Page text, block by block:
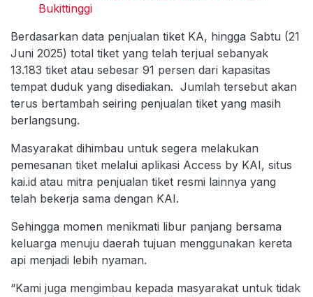
Bukittinggi
Berdasarkan data penjualan tiket KA, hingga Sabtu (21
Juni 2025) total tiket yang telah terjual sebanyak
13.183 tiket atau sebesar 91 persen dari kapasitas
tempat duduk yang disediakan. Jumlah tersebut akan
terus bertambah seiring penjualan tiket yang masih
berlangsung.
Masyarakat dihimbau untuk segera melakukan
pemesanan tiket melalui aplikasi Access by KAI, situs
kai.id atau mitra penjualan tiket resmi lainnya yang
telah bekerja sama dengan KAI.
Sehingga momen menikmati libur panjang bersama
keluarga menuju daerah tujuan menggunakan kereta
api menjadi lebih nyaman.
“Kami juga mengimbau kepada masyarakat untuk tidak